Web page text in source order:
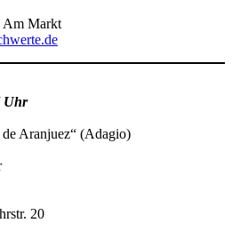
Am Markt
Uhr
Aranjuez“ (Adagio)
20